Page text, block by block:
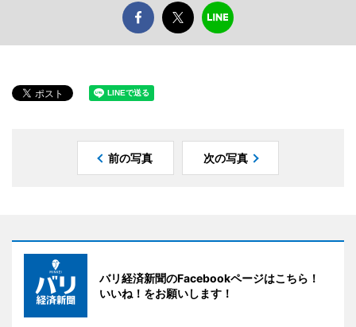
前の写真 次の写真
バリ経済新聞のFacebookページはこちら！
いいね！をお願いします！